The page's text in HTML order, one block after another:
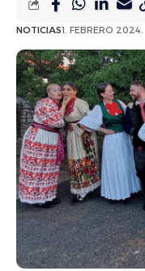
NOTICIAS1. FEBRERO 2024.